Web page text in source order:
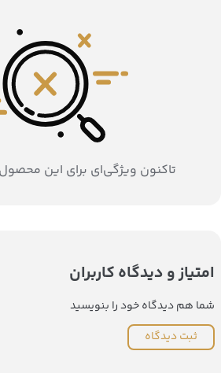
تاکنون ویژگی‌ای برای این
امتیاز و دیدگاه کاربران
شما هم دیدگاه خود را بنویسید
ثبت دیدگاه